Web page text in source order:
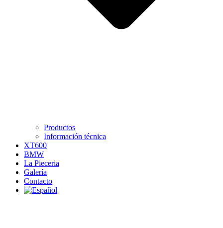
Productos
Información técnica
XT600
BMW
La Pieceria
Galería
Contacto